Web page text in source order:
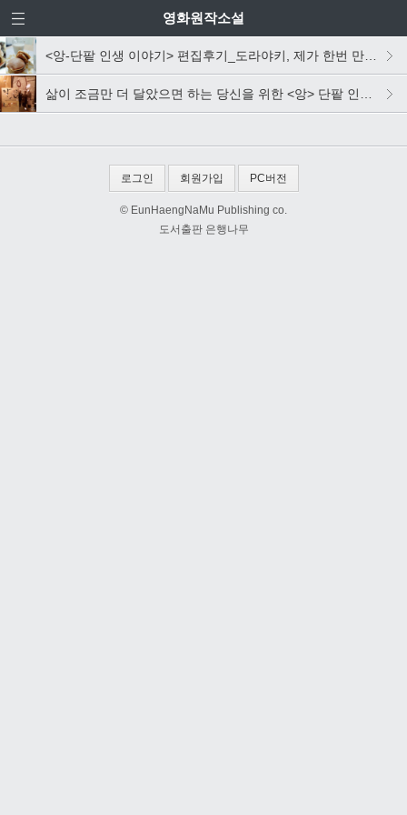
영화원작소설
<앙-단팥 인생 이야기> 편집후기_도라야키, 제가 한번 만들어보았습니다
삶이 조금만 더 달았으면 하는 당신을 위한 <앙> 단팥 인생 이야기
로그인 회원가입 PC버전
© EunHaengNaMu Publishing co.
도서출판 은행나무